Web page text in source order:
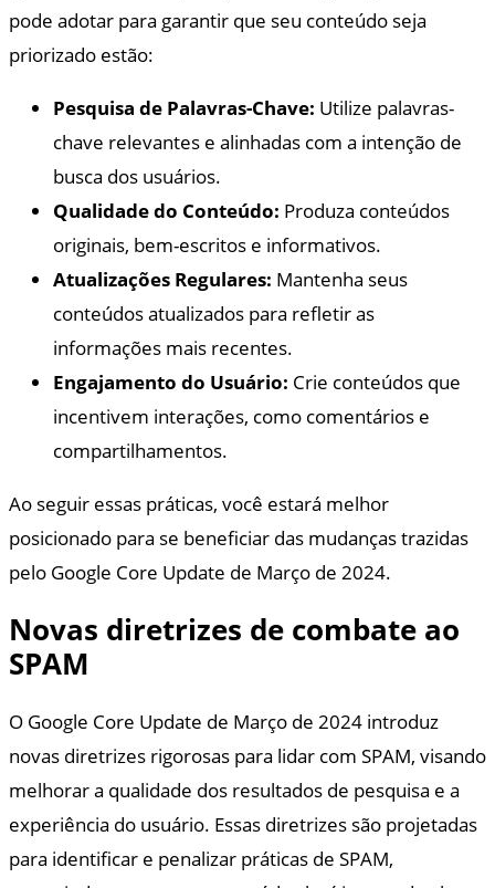
pode adotar para garantir que seu conteúdo seja
priorizado estão:
Pesquisa de Palavras-Chave: Utilize palavras-
chave relevantes e alinhadas com a intenção de
busca dos usuários.
Qualidade do Conteúdo: Produza conteúdos
originais, bem-escritos e informativos.
Atualizações Regulares: Mantenha seus
conteúdos atualizados para refletir as
informações mais recentes.
Engajamento do Usuário: Crie conteúdos que
incentivem interações, como comentários e
compartilhamentos.
Ao seguir essas práticas, você estará melhor
posicionado para se beneficiar das mudanças trazidas
pelo Google Core Update de Março de 2024.
Novas diretrizes de combate ao
SPAM
O Google Core Update de Março de 2024 introduz
novas diretrizes rigorosas para lidar com SPAM, visando
melhorar a qualidade dos resultados de pesquisa e a
experiência do usuário. Essas diretrizes são projetadas
para identificar e penalizar práticas de SPAM,